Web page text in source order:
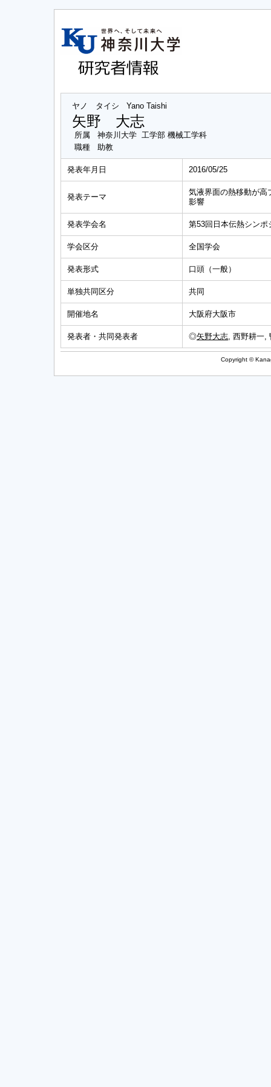
ヤノ タイシ Yano Taishi
矢野 大志
所属
神奈川大学 工学部 機械工学科
職種
助教
発表年月日 2016/05/25
発表テーマ
気液界面の熱移動が高
影響
発表学会名 第53回日本伝熱シンポ
学会区分 全国学会
発表形式 口頭（一般）
単独共同区分 共同
開催地名 大阪府大阪市
発表者・共同発表者 ◎矢野大志, 西野耕一,
Copyright ©